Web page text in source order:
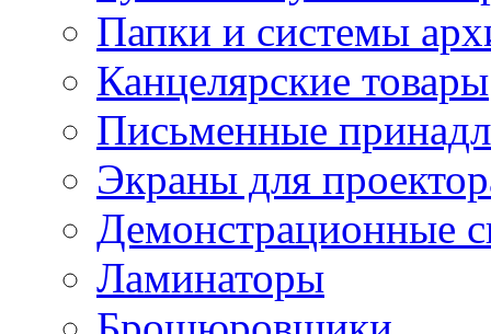
Папки и системы
Канцелярские товары
Письменные
Экраны для
Демонстрационные
Ламинаторы